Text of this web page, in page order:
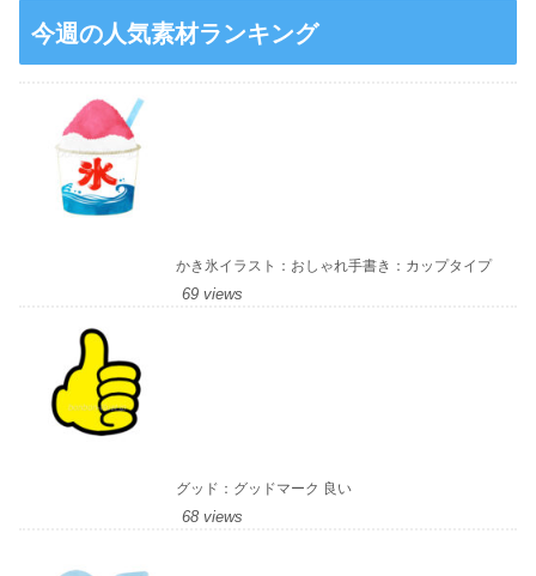
今週の人気素材ランキング
かき氷イラスト：おしゃれ手書き：カップタイプ
69 views
グッド：グッドマーク 良い
68 views